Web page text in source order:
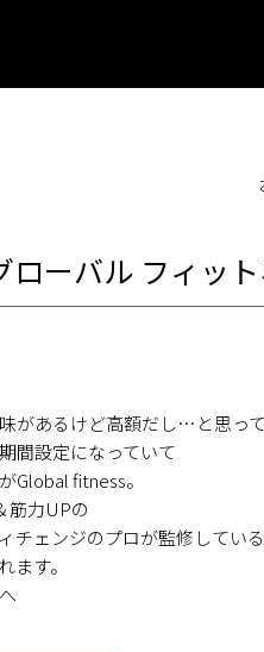
ーバル フィッ
があるけど高額だし…と思っ
間設定になっていて
Global fitness。
筋力UPの
チェンジのプロが監修してい
ます。